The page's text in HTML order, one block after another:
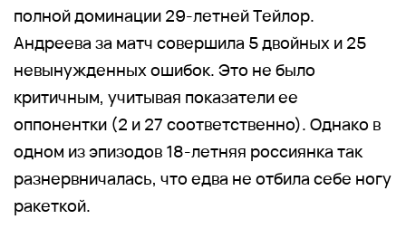
полной доминации 29-летней Тейлор.
Андреева за матч совершила 5 двойных и 25
невынужденных ошибок. Это не было
критичным, учитывая показатели ее
оппонентки (2 и 27 соответственно). Однако в
одном из эпизодов 18-летняя россиянка так
разнервничалась, что едва не отбила себе ногу
ракеткой.